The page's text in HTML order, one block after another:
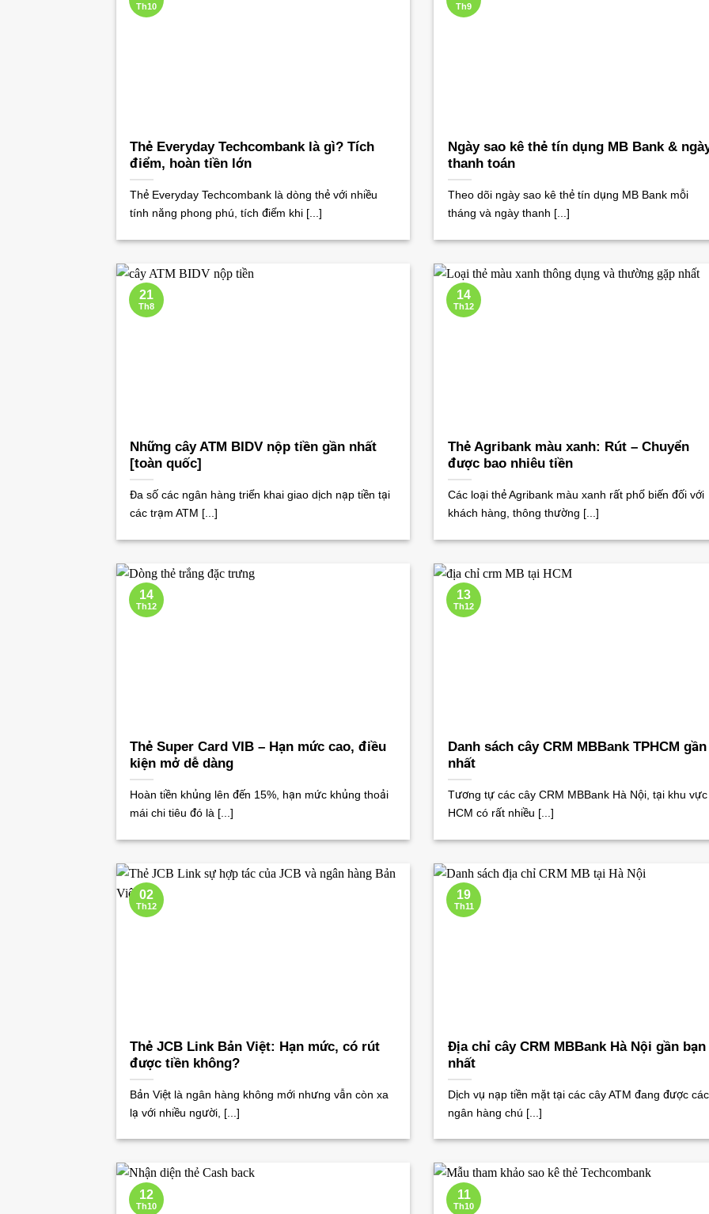
Thẻ Everyday Techcombank là gì? Tích
điểm, hoàn tiền lớn
Thẻ Everyday Techcombank là dòng thẻ với nhiều
tính năng phong phú, tích điểm khi [...]
Th10
Ngày sao kê thẻ tín dụng MB Bank &
thanh toán
Theo dõi ngày sao kê thẻ tín dụng MB Bank mỗi
tháng và ngày thanh [...]
Th9
Những cây ATM BIDV nộp tiền gần nhất
[toàn quốc]
Đa số các ngân hàng triển khai giao dịch nạp tiền tại
các trạm ATM [...]
21
Th8
Thẻ Agribank màu xanh: Rút – Chuyển
được bao nhiêu tiền
Các loại thẻ Agribank màu xanh rất phổ biến đối với
khách hàng, thông thường [...]
14
Th12
Thẻ Super Card VIB – Hạn mức cao, điều
kiện mở dễ dàng
Hoàn tiền khủng lên đến 15%, hạn mức khủng thoải
mái chi tiêu đó là [...]
14
Th12
Danh sách cây CRM MBBank TPHCM gần
nhất
Tương tự các cây CRM MBBank Hà Nội, tại khu vực
HCM có rất nhiều [...]
13
Th12
Thẻ JCB Link Bản Việt: Hạn mức, có rút
được tiền không?
Bản Việt là ngân hàng không mới nhưng vẫn còn xa
lạ với nhiều người, [...]
02
Th12
Địa chỉ cây CRM MBBank Hà Nội gần bạn
nhất
Dịch vụ nạp tiền mặt tại các cây ATM đang được các
ngân hàng chú [...]
19
Th11
12
Th10
11
Th10